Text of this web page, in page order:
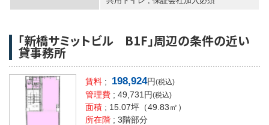
「新橋サミットビル B1F」周辺の条件の近い
貸事務所
賃料 ; 198,924円(税込)
管理費 ; 49,731円(税込)
面積 ; 15.07坪 （49.83㎡）
所在階 ; 3階部分